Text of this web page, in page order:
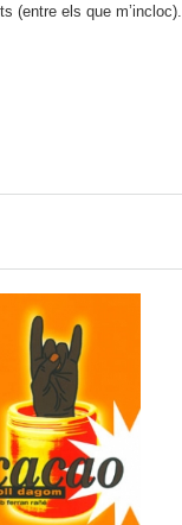
(entre els que m’incloc).